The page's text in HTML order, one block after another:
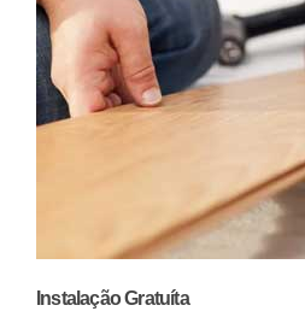
Instalação Gratuíta